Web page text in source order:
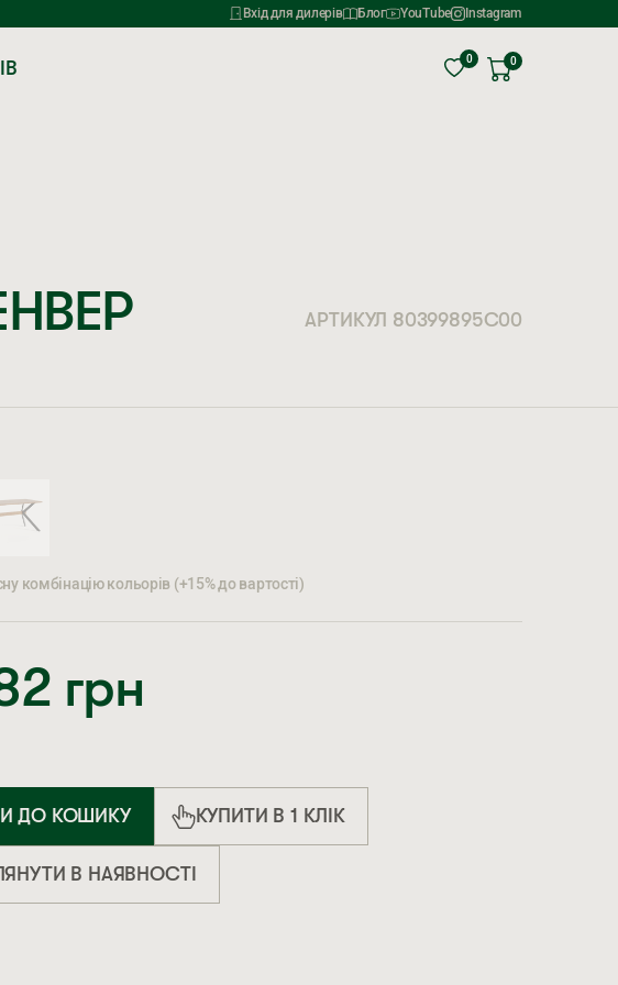
Вхід для дилерів Блог YouTube Instagram
0 0
АРТИКУЛ 80399895C00
комбінацію кольорів (+15% до вартості)
грн
ДО КОШИКУ КУПИТИ В 1 КЛІК
В НАЯВНОСТІ